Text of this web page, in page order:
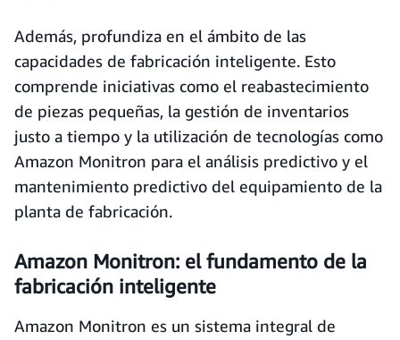
Además, profundiza en el ámbito de las
capacidades de fabricación inteligente. Esto
comprende iniciativas como el reabastecimiento
de piezas pequeñas, la gestión de inventarios
justo a tiempo y la utilización de tecnologías como
Amazon Monitron para el análisis predictivo y el
mantenimiento predictivo del equipamiento de la
planta de fabricación.
Amazon Monitron: el fundamento de la
fabricación inteligente
Amazon Monitron es un sistema integral de